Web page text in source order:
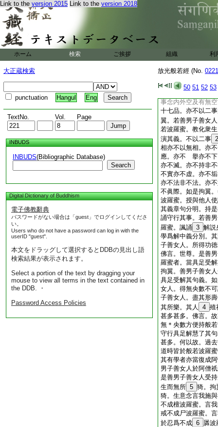
Link to the version 2015 Link to the version 2018
ホーム 検索 ご挨拶 組織 利
大正蔵検索
punctuation Hangul Eng
TextNo. Vol. Page
INBUDS
INBUDS(Bibliographic Database)
Search
Digital Dictionary of Buddhism
電子佛教辭典
パスワードがない場合は「guest」でログインしてくださ
い。
Users who do not have a password can log in with the
userID "guest".
本文をドラッグして選択するとDDBの見出し語
検索結果が表示されます。
Select a portion of the text by dragging your
mouse to view all terms in the text contained in
the DDB. ・
Password Access Policies
放光般若經 (No.
50 51 52 53
他人。使書持經卷
以故。拘翼。般若
拘翼。置是一閻浮
國土三千大千國土
五神通其功徳寧多
多甚多世尊。佛言
書持般若波羅蜜授
説中事。得其功徳
持般若波羅蜜者。
事念内外空及有無
十七品。亦不以二
翼。若善男子善女
若波羅蜜。教化衆
演其義。不以二事 2
相亦不以無相。亦
應。亦不 擧亦不下
亦不滅。亦不持非
不實亦不虚。亦不
亦不法非不法。亦
不眞際。如是拘翼
波羅蜜。授與他人
其義章句分明。持
誦守行其事。若善
羅蜜。諷誦 3 解説
學爲解中義分別。
子善女人。所得功
佛言。世尊。是善
羅蜜者。當具足受
拘翼。善男子善女
具足受解其句義。
女人。得無央數不
子善女人。盡其形
其所樂。其人
4 殖
甚多甚多。佛言。
無＊央數方便持般
守行具足解慧了其
甚多。何以故。過
道時皆於般若波羅
其有學者亦當復成
男子善女人於阿僧
是善男子善女人受
生而無所 5 猗。拘
猗。生意念言我施
不成檀波羅蜜。言
戒不成尸波羅蜜。
於忍爲不成 6 羼波